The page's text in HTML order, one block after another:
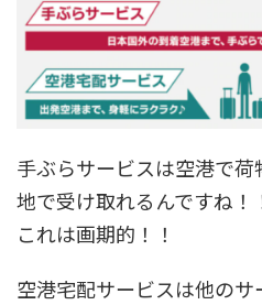
手ぶらサービスは空港で
地で受け取れるんですね！
これは画期的！！
空港宅配サービスは他のサ